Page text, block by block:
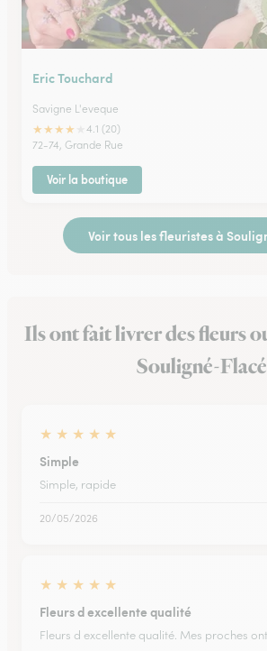
Eric Touchard
Savigne L'eveque
★★★★
4.1 (20)
72-74, Grande Rue
Voir la boutique
Voir tous les fleuristes à
Ils ont fait livrer des fleurs
Souligné-Flacé
★ ★ ★ ★ ★
Simple
Simple, rapide
20/05/2026
★ ★ ★ ★ ★
Fleurs d excellente qualité
Fleurs d excellente qualité. Mes proches